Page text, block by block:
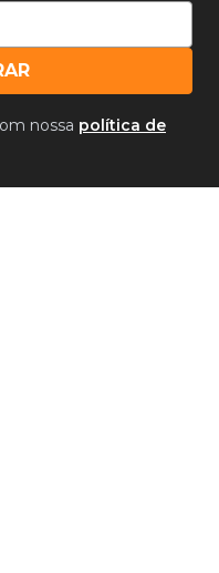
nossa política de